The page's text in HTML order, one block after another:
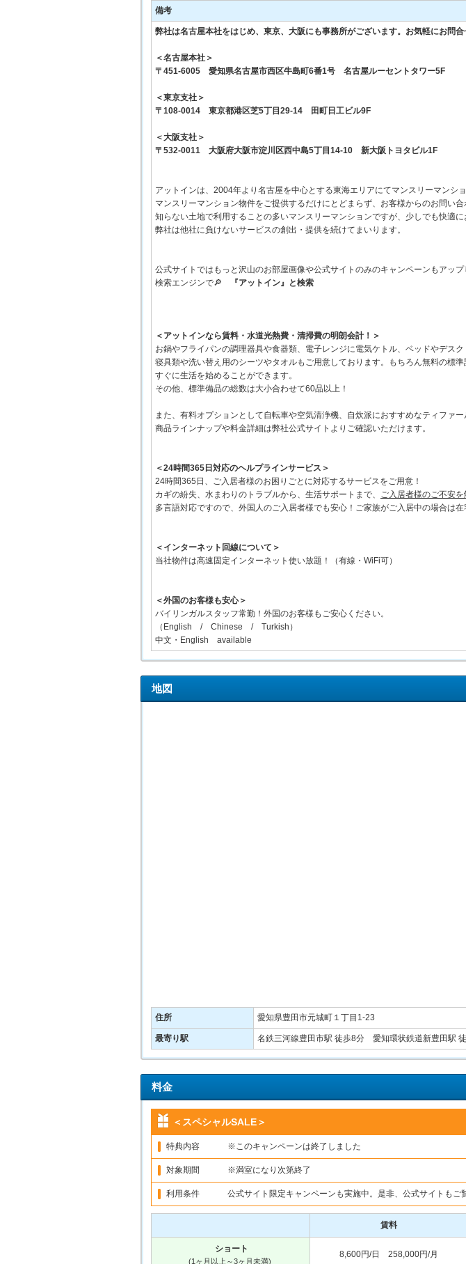
備考
弊社は名古屋本社をはじめ、東京、大阪にも事務所がございます。お気軽にお問合
＜名古屋本社＞
〒451-6005 愛知県名古屋市西区牛島町6番1号 名古屋ルーセントタワー5F
＜東京支社＞
〒108-0014 東京都港区芝5丁目29-14 田町日工ビル9F
＜大阪支社＞
〒532-0011 大阪府大阪市淀川区西中島5丁目14-10 新大阪トヨタビル1F
アットインは、2004年より名古屋を中心とする東海エリアにてマンスリーマンシ
マンスリーマンション物件をご提供するだけにとどまらず、お客様からのお問い
知らない土地で利用することの多いマンスリーマンションですが、少しでも快適
弊社は他社に負けないサービスの創出・提供を続けてまいります。
公式サイトではもっと沢山のお部屋画像や公式サイトのみのキャンペーンもアップ
検索エンジンで🔎
『アットイン』と検索
＜アットインなら賃料・水道光熱費・清掃費の明朗会計！＞
お鍋やフライパンの調理器具や食器類、電子レンジに電気ケトル、ベッドやデス
寝具類や洗い替え用のシーツやタオルもご用意しております。もちろん無料の標準
すぐに生活を始めることができます。
その他、標準備品の総数は大小合わせて60品以上！
また、有料オプションとして自転車や空気清浄機、自炊派におすすめなティファ
商品ラインナップや料金詳細は弊社公式サイトよりご確認いただけます。
＜24時間365日対応のヘルプラインサービス＞
24時間365日、ご入居者様のお困りごとに対応するサービスをご用意！
カギの紛失、水まわりのトラブルから、生活サポートまで、 ご入居者様のご不安を
多言語対応ですので、外国人のご入居者様でも安心！ご家族がご入居中の場合は在
＜インターネット回線について＞
当社物件は高速固定インターネット使い放題！（有線・WiFi可）
＜外国のお客様も安心＞
バイリンガルスタッフ常勤！外国のお客様もご安心ください。
（English / Chinese / Turkish）
中文・English available
地図
住所 愛知県豊田市元城町１丁目1-23
最寄り駅 名鉄三河線豊田市駅 徒歩8分 愛知環状鉄道新豊田駅
料金
＜スペシャルSALE＞
特典内容 ※このキャンペーンは終了しました
対象期間 ※満室になり次第終了
利用条件 公式サイト限定キャンペーンも実施中。是非、公式サイトもご
賃料
ショート
(1ヶ月以上～3ヶ月未満)
8,600円/日 258,000円/月